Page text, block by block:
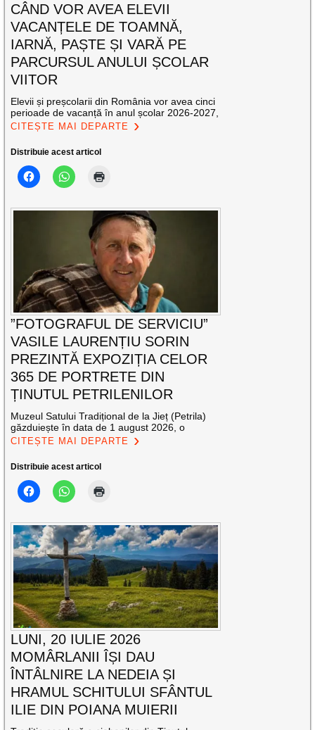
CÂND VOR AVEA ELEVII
VACANȚELE DE TOAMNĂ,
IARNĂ, PAȘTE ȘI VARĂ PE
PARCURSUL ANULUI ȘCOLAR
VIITOR
Elevii și preșcolarii din România vor avea cinci
perioade de vacanță în anul școlar 2026-2027,
CITEȘTE MAI DEPARTE
Distribuie acest articol
”FOTOGRAFUL DE SERVICIU”
VASILE LAURENȚIU SORIN
PREZINTĂ EXPOZIȚIA CELOR
365 DE PORTRETE DIN
ȚINUTUL PETRILENILOR
Muzeul Satului Tradițional de la Jieț (Petrila)
găzduiește în data de 1 august 2026, o
CITEȘTE MAI DEPARTE
Distribuie acest articol
LUNI, 20 IULIE 2026
MOMÂRLANII ÎȘI DAU
ÎNTÂLNIRE LA NEDEIA ȘI
HRAMUL SCHITULUI SFÂNTUL
ILIE DIN POIANA MUIERII